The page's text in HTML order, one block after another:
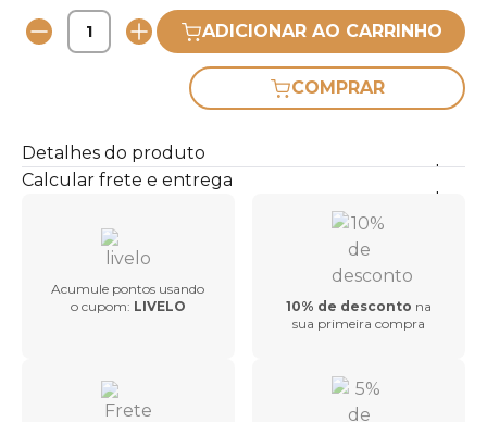
ADICIONAR AO CARRINHO
COMPRAR
Detalhes do produto
Calcular frete e entrega
Acumule pontos usando
o cupom: LIVELO 10% de desconto na
sua primeira compra